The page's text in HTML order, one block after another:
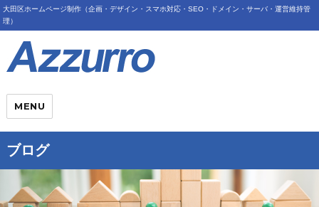
大田区ホームページ制作（企画・デザイン・スマホ対応・SEO・ドメイン・サーバ・運営維持管
理）
MENU
ブログ